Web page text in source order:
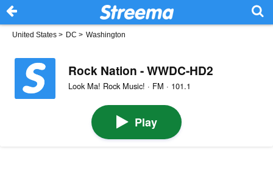
United States > DC > Washington
Rock Nation - WWDC-HD2
Look Ma! Rock Music! · FM · 101.1
Play